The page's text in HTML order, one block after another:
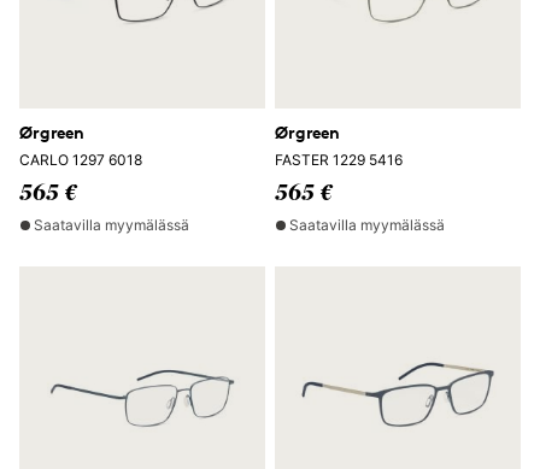
Ørgreen
CARLO 1297 6018
565 €
Saatavilla myymälässä
Ørgreen
FASTER 1229 5416
565 €
Saatavilla myymälässä